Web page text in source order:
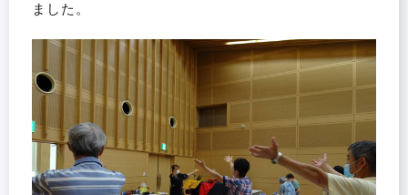
ました。